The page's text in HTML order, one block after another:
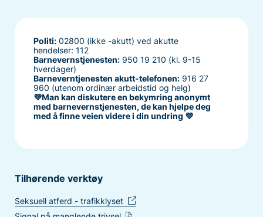
Politi:02800 (ikke -akutt) ved akutte
hendelser: 112
Barnevernstjenesten:950 19 210 (kl. 9-15
hverdager)
Barneverntjenesten akutt-telefonen:916 27
960 (utenom ordinær arbeidstid og helg)
💜Man kan diskutere en bekymring anonymt
med barnevernstjenesten, de kan hjelpe deg
med å finne veien videre i din undring 💜
Tilhørende verktøy
Seksuell atferd - trafikklyset